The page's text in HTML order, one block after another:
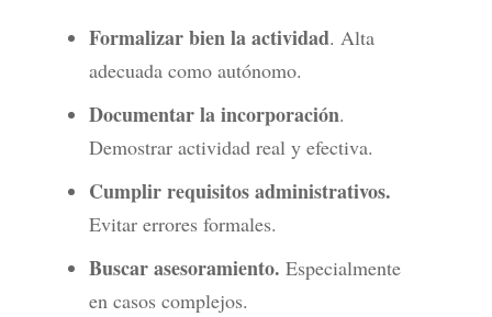
Formalizar bien la actividad. Alta
adecuada como autónomo.
Documentar la incorporación.
Demostrar actividad real y efectiva.
Cumplir requisitos administrativos.
Evitar errores formales.
Buscar asesoramiento. Especialmente
en casos complejos.